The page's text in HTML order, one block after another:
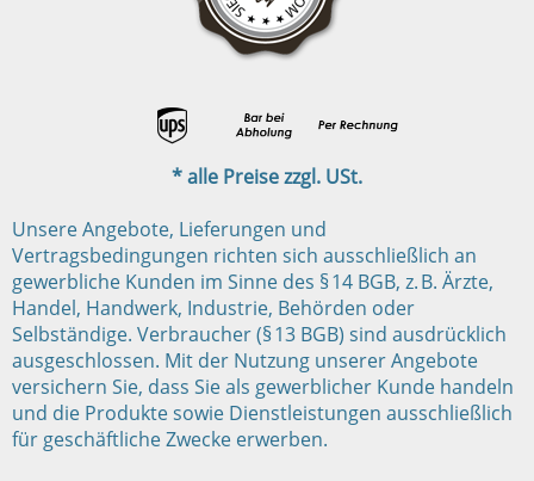
* alle Preise zzgl. USt.
Unsere Angebote, Lieferungen und
Vertragsbedingungen richten sich ausschließlich an
gewerbliche Kunden im Sinne des § 14 BGB, z. B. Ärzte,
Handel, Handwerk, Industrie, Behörden oder
Selbständige. Verbraucher (§ 13 BGB) sind ausdrücklich
ausgeschlossen. Mit der Nutzung unserer Angebote
versichern Sie, dass Sie als gewerblicher Kunde handeln
und die Produkte sowie Dienstleistungen ausschließlich
für geschäftliche Zwecke erwerben.